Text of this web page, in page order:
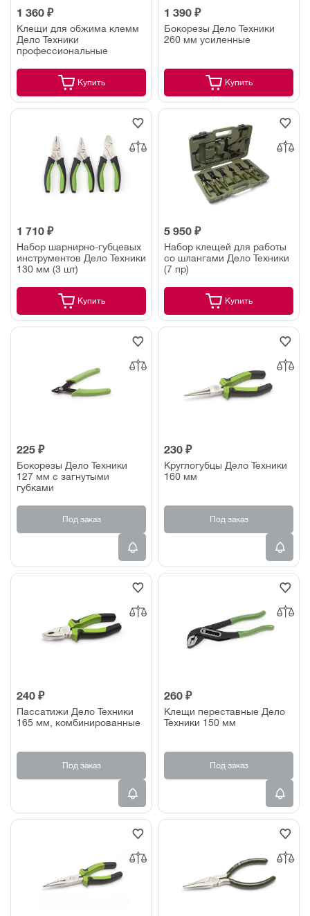
1 360 ₽
Клещи для обжима клемм
Дело Техники
профессиональные
Купить
1 390 ₽
Бокорезы Дело Техники
260 мм усиленные
Купить
1 710 ₽
Набор шарнирно-губцевых
инструментов Дело Техники
130 мм (3 шт)
Купить
5 950 ₽
Набор клещей для работы
со шлангами Дело Техники
(7 пр)
Купить
225 ₽
Бокорезы Дело Техники
127 мм с загнутыми
губками
Под заказ
230 ₽
Круглогубцы Дело Техники
160 мм
Под заказ
240 ₽
Пассатижи Дело Техники
165 мм, комбинированные
Под заказ
260 ₽
Клещи переставные Дело
Техники 150 мм
Под заказ